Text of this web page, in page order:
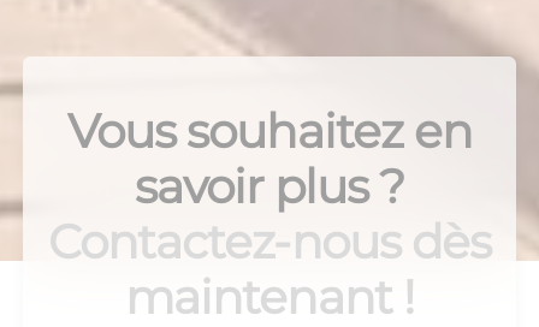
Vous souhaitez en
savoir plus ?
Contactez-nous dès
maintenant !